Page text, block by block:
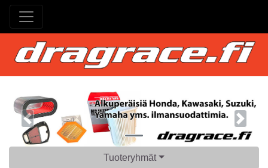
Previous Next
Tuoteryhmät